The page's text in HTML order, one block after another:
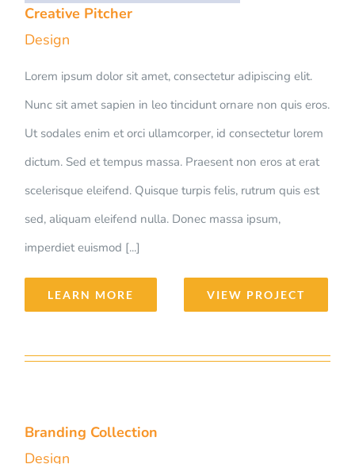
Creative Pitcher
Design
Lorem ipsum dolor sit amet, consectetur adipiscing elit.
Nunc sit amet sapien in leo tincidunt ornare non quis eros.
Ut sodales enim et orci ullamcorper, id consectetur lorem
dictum. Sed et tempus massa. Praesent non eros at erat
scelerisque eleifend. Quisque turpis felis, rutrum quis est
sed, aliquam eleifend nulla. Donec massa ipsum,
imperdiet euismod [...]
LEARN MORE VIEW PROJECT
Branding Collection
Design